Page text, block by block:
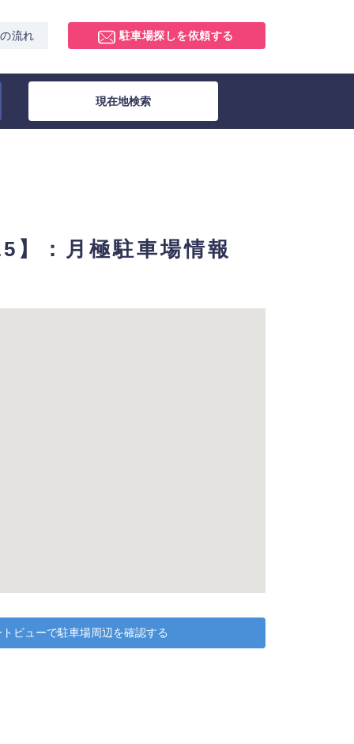
流れ 駐車場探しを依頼する
現在地検索
】：月極駐車場情報
ビューで駐車場周辺を確認する